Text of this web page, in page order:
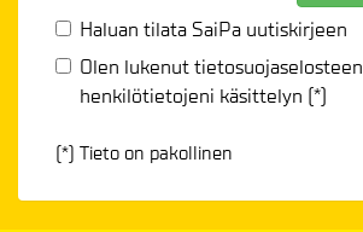
Haluan tilata SaiPa uutiskirjeen
Olen lukenuttietosuojaselosteen
henkilötietojeni käsittelyn (*)
(*) Tieto on pakollinen